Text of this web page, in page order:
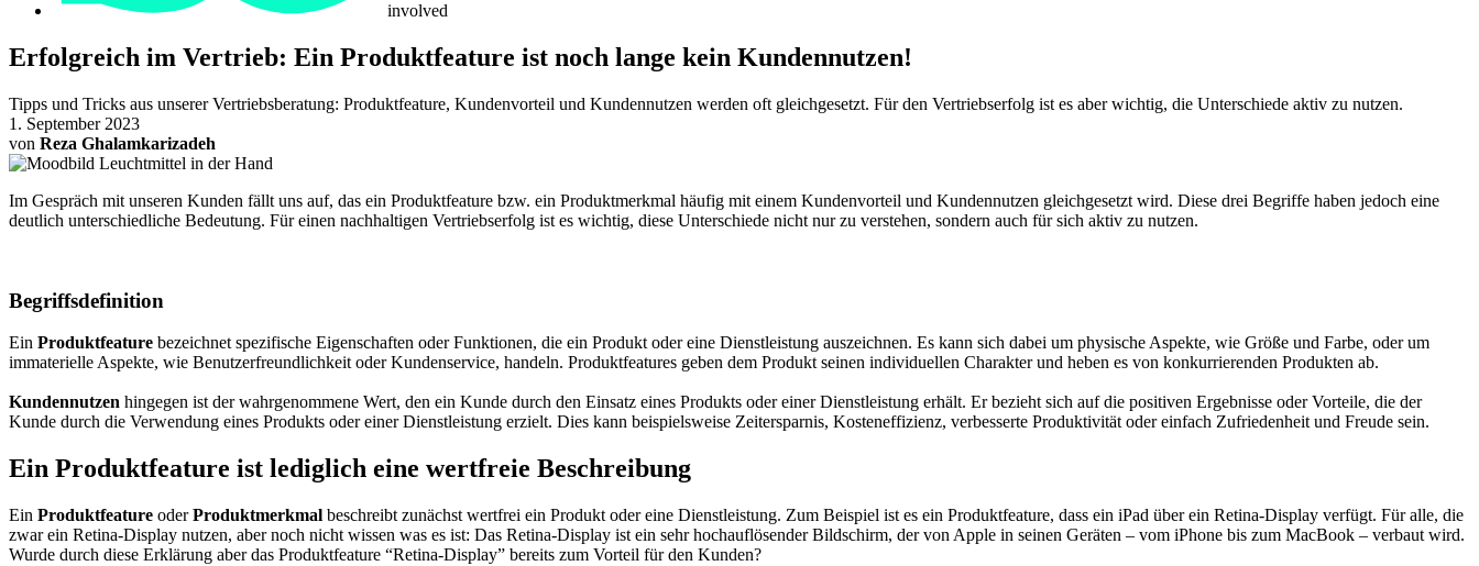
involved
Erfolgreich im Vertrieb: Ein Produktfeature ist noch lange kein Kundennutzen!
Tipps und Tricks aus unserer Vertriebsberatung: Produktfeature, Kundenvorteil und Kundennutzen werden oft gleichgesetzt. Für den Vertriebserfolg ist es aber wichtig, die Unterschiede aktiv zu nutzen.
1. September 2023
von Reza Ghalamkarizadeh
Im Gespräch mit unseren Kunden fällt uns auf, das ein Produktfeature bzw. ein Produktmerkmal häufig mit einem Kundenvorteil und Kundennutzen gleichgesetzt wird. Diese drei Begriffe haben jedoch eine
deutlich unterschiedliche Bedeutung. Für einen nachhaltigen Vertriebserfolg ist es wichtig, diese Unterschiede nicht nur zu verstehen, sondern auch für sich aktiv zu nutzen.
Begriffsdefinition
Ein Produktfeature bezeichnet spezifische Eigenschaften oder Funktionen, die ein Produkt oder eine Dienstleistung auszeichnen. Es kann sich dabei um physische Aspekte, wie Größe und Farbe, oder um
immaterielle Aspekte, wie Benutzerfreundlichkeit oder Kundenservice, handeln. Produktfeatures geben dem Produkt seinen individuellen Charakter und heben es von konkurrierenden Produkten ab.
Kundennutzen hingegen ist der wahrgenommene Wert, den ein Kunde durch den Einsatz eines Produkts oder einer Dienstleistung erhält. Er bezieht sich auf die positiven Ergebnisse oder Vorteile, die der
Kunde durch die Verwendung eines Produkts oder einer Dienstleistung erzielt. Dies kann beispielsweise Zeitersparnis, Kosteneffizienz, verbesserte Produktivität oder einfach Zufriedenheit und Freude sein.
Ein Produktfeature ist lediglich eine wertfreie Beschreibung
Ein Produktfeature oderProduktmerkmal beschreibt zunächst wertfrei ein Produkt oder eine Dienstleistung. Zum Beispiel ist es ein Produktfeature, dass ein iPad über ein Retina-Display verfügt. Für alle, die
zwar ein Retina-Display nutzen, aber noch nicht wissen was es ist: Das Retina-Display ist ein sehr hochauflösender Bildschirm, der von Apple in seinen Geräten – vom iPhone bis zum MacBook – verbaut wird.
Wurde durch diese Erklärung aber das Produktfeature “Retina-Display” bereits zum Vorteil für den Kunden?